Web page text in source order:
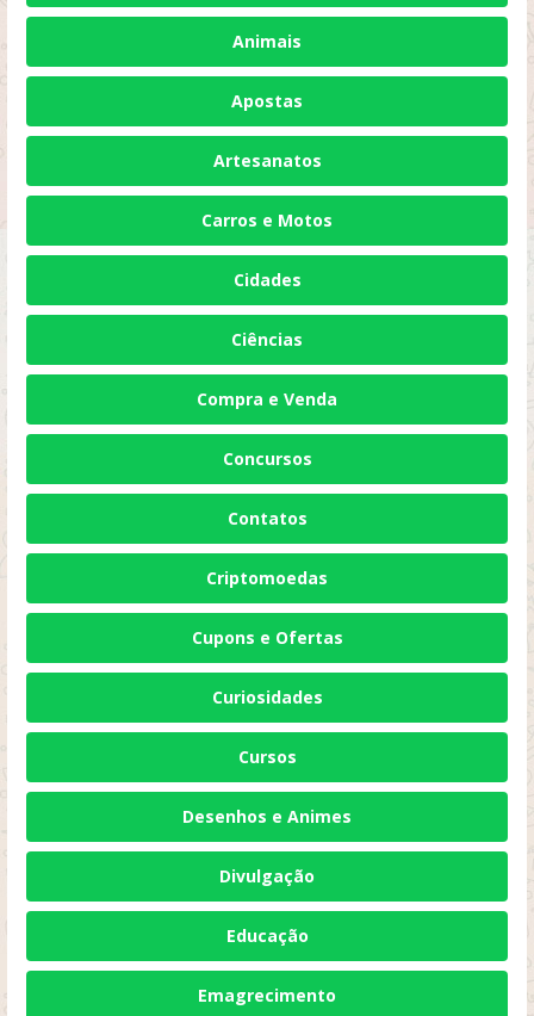
Animais
Apostas
Artesanatos
Carros e Motos
Cidades
Ciências
Compra e Venda
Concursos
Contatos
Criptomoedas
Cupons e Ofertas
Curiosidades
Cursos
Desenhos e Animes
Divulgação
Educação
Emagrecimento